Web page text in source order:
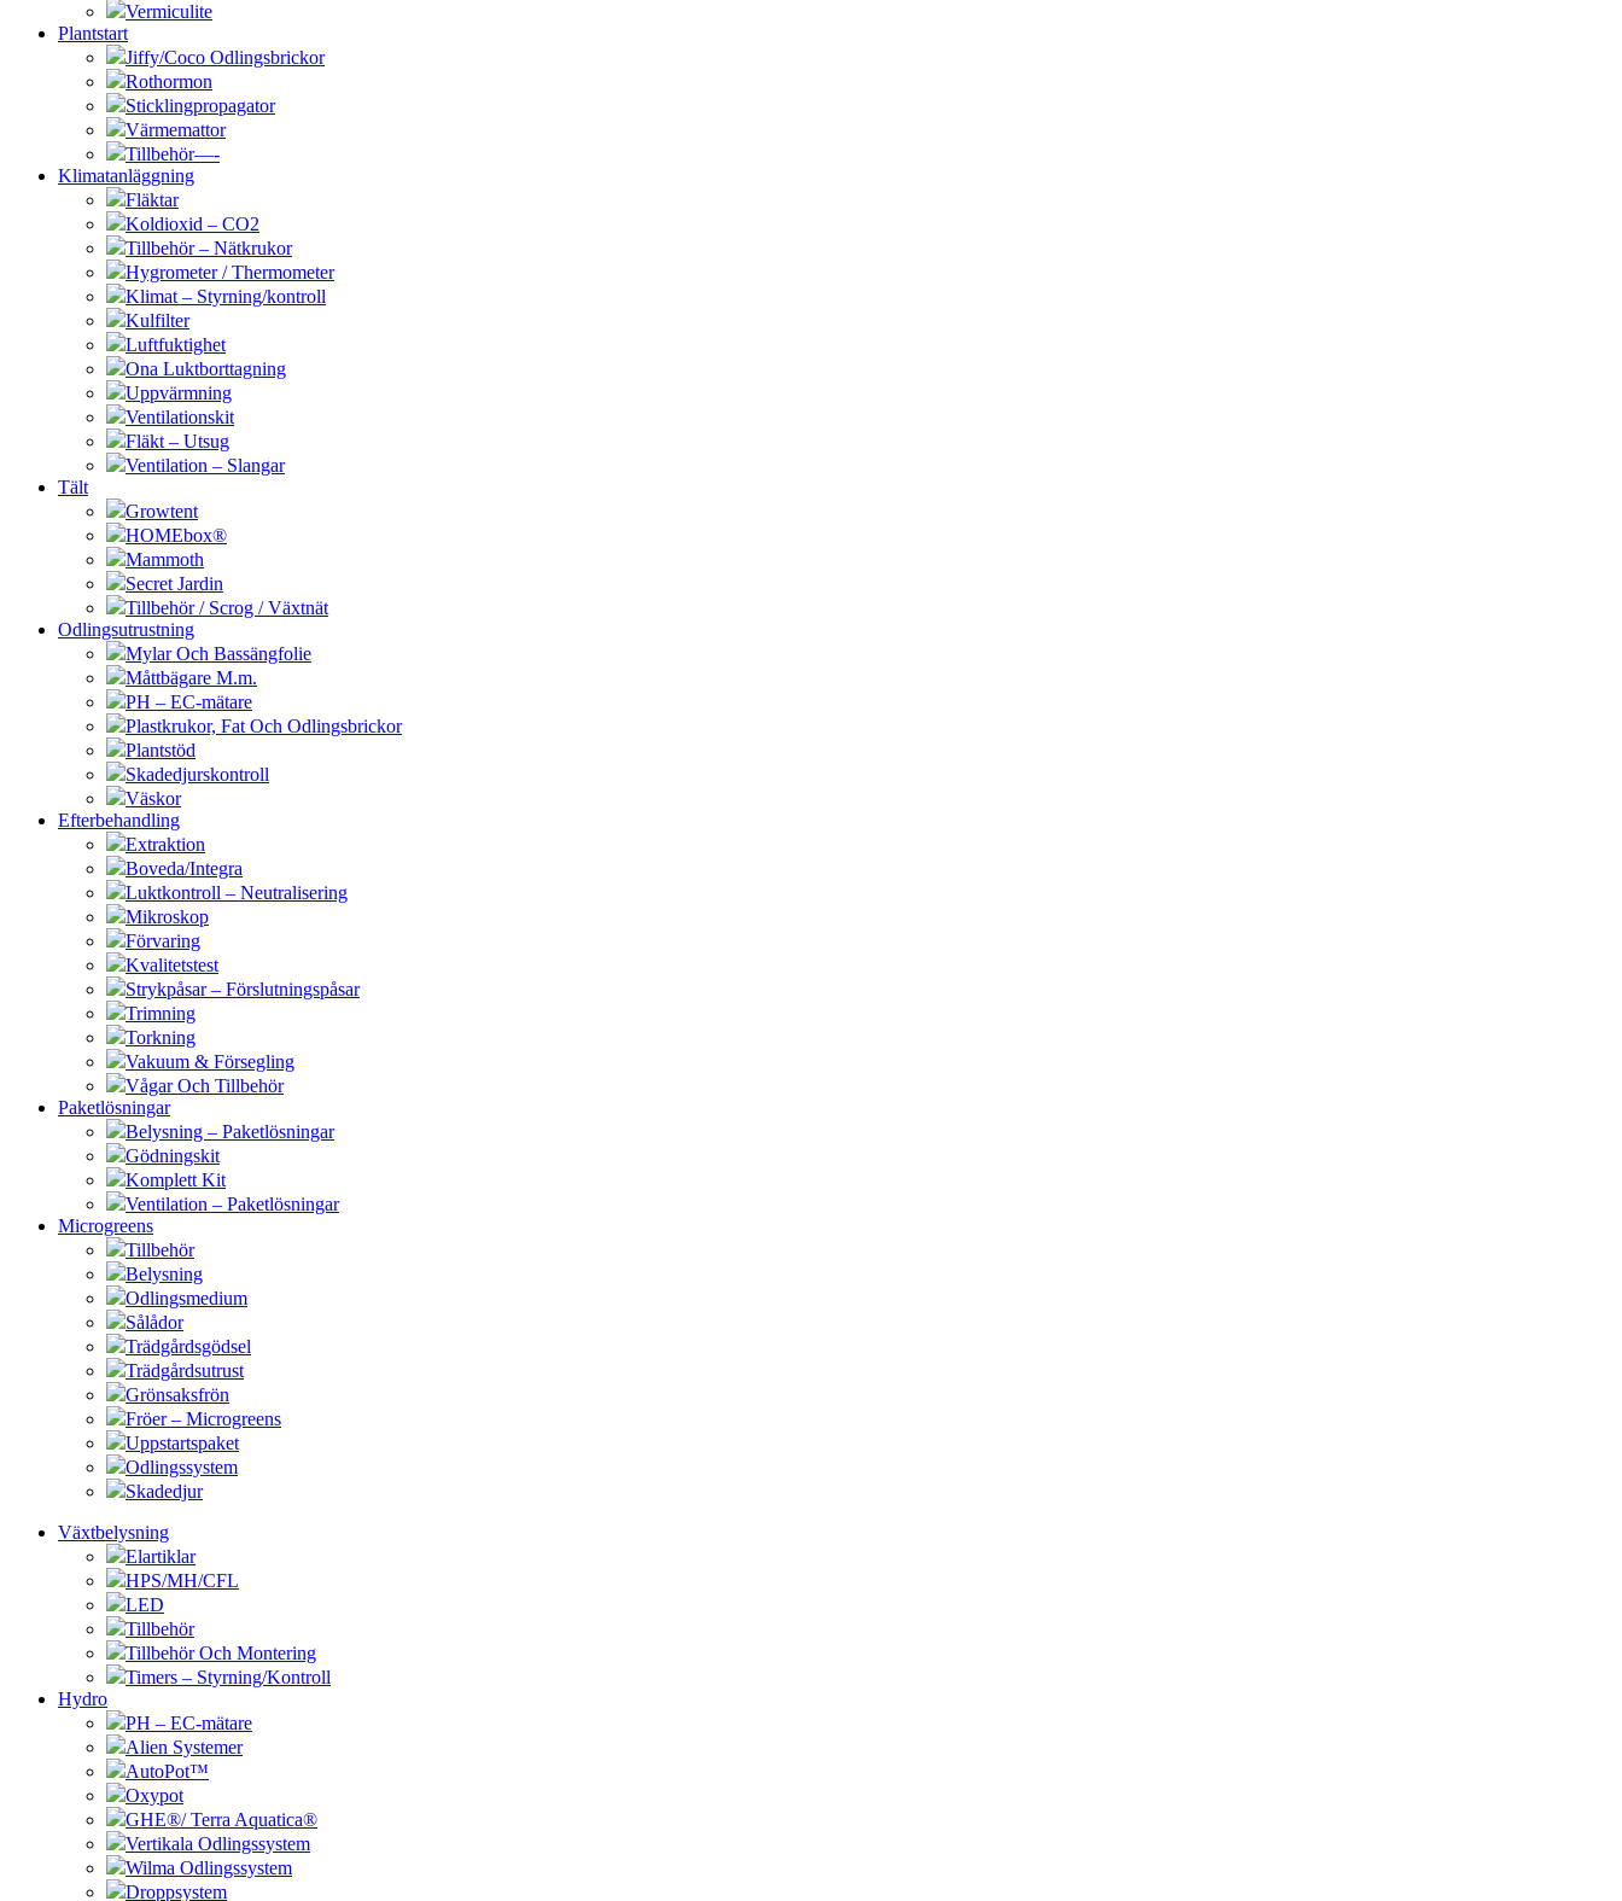
Vermiculite
Plantstart
Jiffy/Coco Odlingsbrickor
Rothormon
Sticklingpropagator
Värmemattor
Tillbehör—-
Klimatanläggning
Fläktar
Koldioxid – CO2
Tillbehör – Nätkrukor
Hygrometer / Thermometer
Klimat – Styrning/kontroll
Kulfilter
Luftfuktighet
Ona Luktborttagning
Uppvärmning
Ventilationskit
Fläkt – Utsug
Ventilation – Slangar
Tält
Growtent
HOMEbox®
Mammoth
Secret Jardin
Tillbehör / Scrog / Växtnät
Odlingsutrustning
Mylar Och Bassängfolie
Måttbägare M.m.
PH – EC-mätare
Plastkrukor, Fat Och Odlingsbrickor
Plantstöd
Skadedjurskontroll
Väskor
Efterbehandling
Extraktion
Boveda/Integra
Luktkontroll – Neutralisering
Mikroskop
Förvaring
Kvalitetstest
Strykpåsar – Förslutningspåsar
Trimning
Torkning
Vakuum & Försegling
Vågar Och Tillbehör
Paketlösningar
Belysning – Paketlösningar
Gödningskit
Komplett Kit
Ventilation – Paketlösningar
Microgreens
Tillbehör
Belysning
Odlingsmedium
Sålådor
Trädgårdsgödsel
Trädgårdsutrust
Grönsaksfrön
Fröer – Microgreens
Uppstartspaket
Odlingssystem
Skadedjur
Växtbelysning
Elartiklar
HPS/MH/CFL
LED
Tillbehör
Tillbehör Och Montering
Timers – Styrning/Kontroll
Hydro
PH – EC-mätare
Alien Systemer
AutoPot™
Oxypot
GHE®/ Terra Aquatica®
Vertikala Odlingssystem
Wilma Odlingssystem
Droppsystem